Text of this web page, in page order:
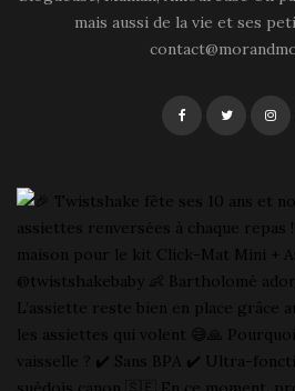
mais aussi de la vie et ses